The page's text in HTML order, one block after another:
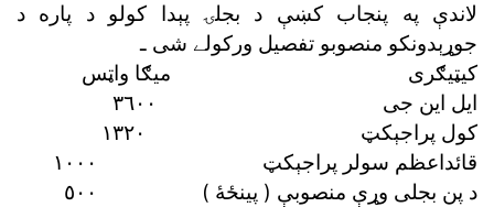
لاندې په پنجاب کښې د بجلۍ پېدا کولو د پاره د
جوړېدونکو منصوبو تفصيل ورکولے شى ـ
کيټيګرى ميګا واټس
ايل اين جى ٣٦٠٠
کول پراجېکټ ١٣٢٠
قائداعظم سولر پراجېکټ ١٠٠٠
د پن بجلى وړې منصوبې ( پينځۀ ) ٥٠٠